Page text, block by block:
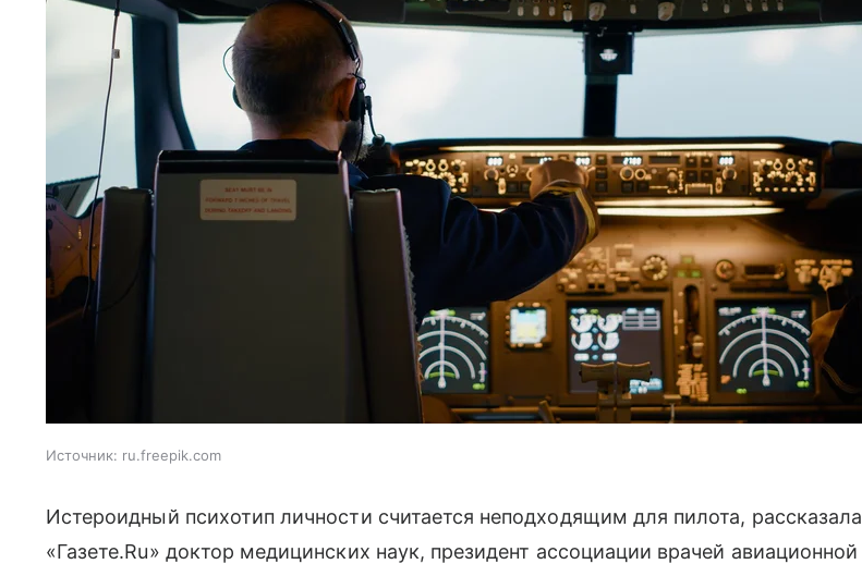
Источник: ru.freepik.com
Истероидный психотип личности считается неподходящим для пилота, рассказала
«Газете.Ru» доктор медицинских наук, президент ассоциации врачей авиационной